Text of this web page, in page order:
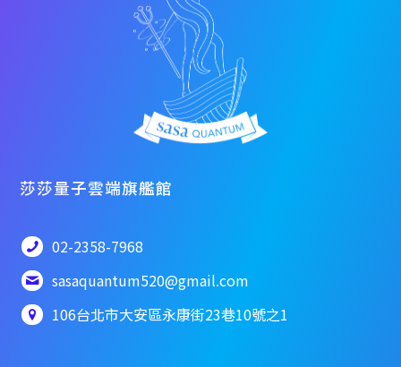
莎莎量子雲端旗艦館
02-2358-7968
sasaquantum520@gmail.com
106台北市大安區永康街23巷10號之1